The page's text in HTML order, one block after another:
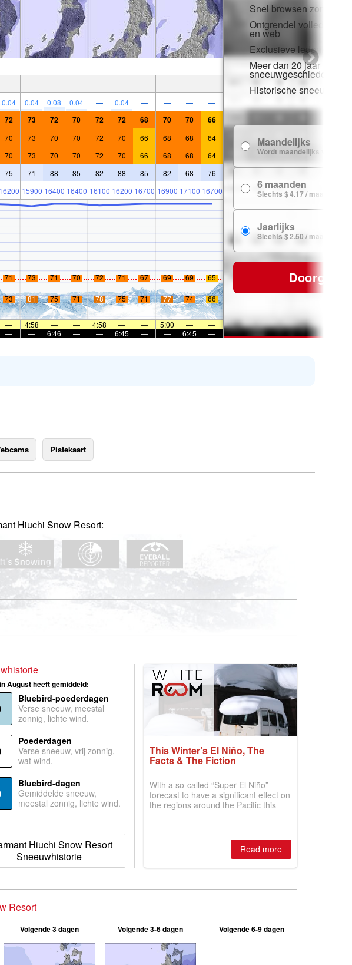
— — — — — — — — — —
0.04 0.04 0.08 0.04 — 0.04 — — — —
72 73 72 70 72 72 68 70 70 66
70 73 70 70 72 70 66 68 68 64
70 73 70 70 72 70 66 68 68 64
75 71 88 85 82 88 85 82 68 76
16200 15900 16400 16400 16100 16200 16700 16900 17100 16700
71 73 71 70 72 71 67 69 69 65
73 81 75 71 78 75 71 77 74 66
— 4:58 — — 4:58 — — 5:00 —
—
— — 6:46 — — 6:45 — — 6:45 —
Snel browsen zonder
Ontgrendel volledige
en web
Exclusieve
Meer dan 20 jaar
sneeuwgeschiedenis
Historische
Maandelijks
Wordt maandelijks verlengd
6 maanden
Slechts $ 4.17 / maand
Jaarlijks
Slechts $ 2.50 / maand
Doorgaan
Pistekaart
Hiuchi Snow Resort:
August heeft gemiddeld:
Bluebird-poederdagen
Verse sneeuw, meestal
zonnig, lichte wind.
Poederdagen
Verse sneeuw, vrij zonnig,
wat wind.
Bluebird-dagen
Gemiddelde sneeuw,
meestal zonnig, lichte wind.
Hiuchi Snow Resort
Sneeuwhistorie
This Winter’s El Niño, The
Facts & The Fiction
With a so-called “Super El Niño”
forecast to have a significant effect on
the regions around the Pacific this
Read more
Resort
Volgende 3 dagen Volgende 3-6 dagen Volgende 6-9 dagen